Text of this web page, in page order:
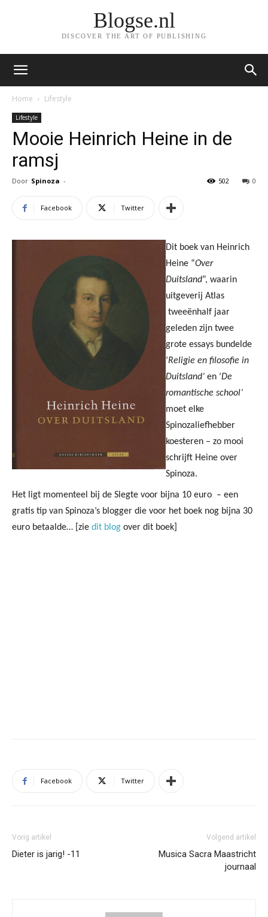
Blogse.nl
DISCOVER THE ART OF PUBLISHING
Home Lifestyle
Lifestyle
Mooie Heinrich Heine in de
ramsj
Door Spinoza - 0
502
Facebook Twitter
Dit boek van Heinrich
Heine “Over
Duitsland”, waarin
uitgeverij Atlas
tweeënhalf jaar
geleden zijn twee
grote essays bundelde
‘Religie en filosofie in
Duitsland’ en ‘De
romantische school’
moet elke
Spinozaliefhebber
koesteren – zo mooi
schrijft Heine over
Spinoza.
Het ligt momenteel bij de Slegte voor bijna 10 euro – een
gratis tip van Spinoza’s blogger die voor het boek nog bijna 30
euro betaalde… [zie dit blog over dit boek]
Facebook Twitter
Vorig artikel
Dieter is jarig! -11
Volgend artikel
Musica Sacra Maastricht
journaal